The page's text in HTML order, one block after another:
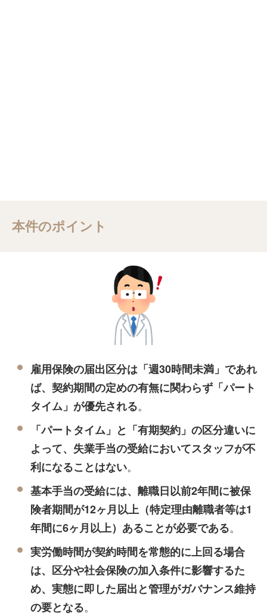
本件のポイント
雇用保険の届出区分は「週30時間未満」であれ
ば、契約期間の定めの有無に関わらず「パート
タイム」が優先される。
「パートタイム」と「有期契約」の区分違いに
よって、失業手当の受給においてスタッフが不
利になることはない。
基本手当の受給には、離職日以前2年間に被保
険者期間が12ヶ月以上（特定理由離職者等は1
年間に6ヶ月以上）あることが必要である。
実労働時間が契約時間を常態的に上回る場合
は、区分や社会保険の加入条件に影響するた
め、実態に即した届出と管理がガバナンス維持
の要となる。